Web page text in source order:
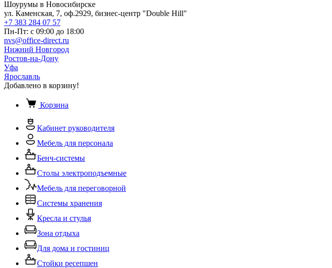
Шоурумы в Новосибирске
ул. Каменская, 7, оф.2929, бизнес-центр "Double Hill"
+7 383 284 07 57
Пн-Пт: с 09:00 до 18:00
nvs@office-direct.ru
Нижний Новгород
Ростов-на-Дону
Уфа
Ярославль
Добавлено в корзину!
Корзина
Кабинет руководителя
Мебель для персонала
Бенч-системы
Столы электроподъемные
Мебель для переговорной
Системы хранения
Кресла и стулья
Зона отдыха
Для дома и гостиниц
Стойки ресепшен